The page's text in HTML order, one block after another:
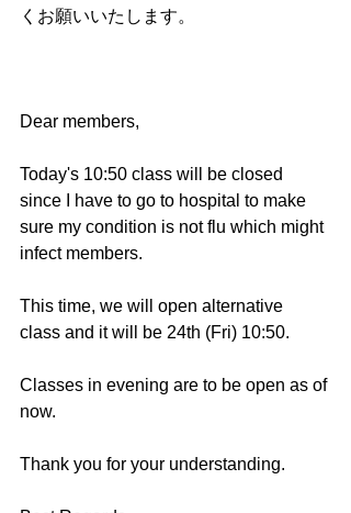
くお願いいたします。
Dear members,
Today's 10:50 class will be closed
since I have to go to hospital to make
sure my condition is not flu which might
infect members.
This time, we will open alternative
class and it will be 24th (Fri) 10:50.
Classes in evening are to be open as of
now.
Thank you for your understanding.